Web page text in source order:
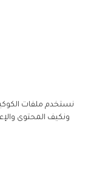
نستخدم ملفات
ونكيف المحتوى